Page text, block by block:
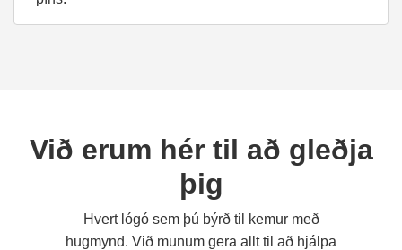
Við erum hér til að gleðja
þig
Hvert lógó sem þú býrð til kemur með
hugmynd. Við munum gera allt til að hjálpa